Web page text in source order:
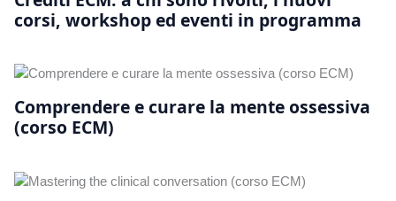
corsi, workshop ed eventi in programma
Comprendere e curare la mente ossessiva
(corso ECM)